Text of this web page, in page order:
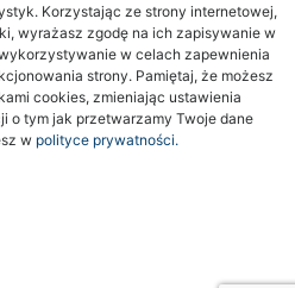
Korzystając ze strony internetowej,
wyrażasz zgodę na ich zapisywanie w
w celach zapewnienia
strony. Pamiętaj, że możesz
cookies, zmieniając ustawienia
o tym jak przetwarzamy Twoje dane
w polityce prywatności.